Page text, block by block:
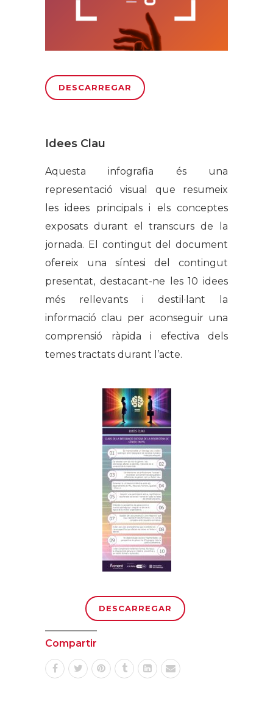
DESCARREGAR
Idees Clau
Aquesta infografia és una
representació visual que resumeix
les idees principals i els conceptes
exposats durant el transcurs de la
jornada. El contingut del document
ofereix una síntesi del contingut
presentat, destacant-ne les 10 idees
més rellevants i destil·lant la
informació clau per aconseguir una
comprensió ràpida i efectiva dels
temes tractats durant l’acte.
DESCARREGAR
Compartir